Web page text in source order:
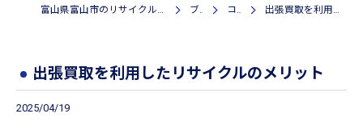
富山県富山市のリサイクルショップなら株式会社なんでも鑑定局 ブログ コラム 出張買取を利用したリサイクルのメリット
出張買取を利用したリサイクルのメリット
2025/04/19